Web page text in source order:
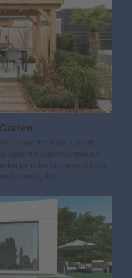
Garten fit für die Zukunft
spürbare Auswirkungen auf
und unerbittliche
der…